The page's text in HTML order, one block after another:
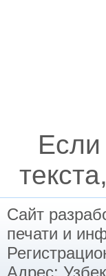
Сайт
печати и
Адрес: